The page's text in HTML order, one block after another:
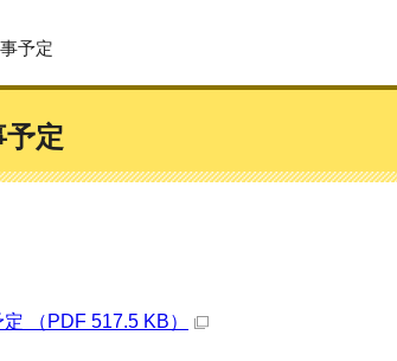
予定
定
（PDF 517.5 KB）